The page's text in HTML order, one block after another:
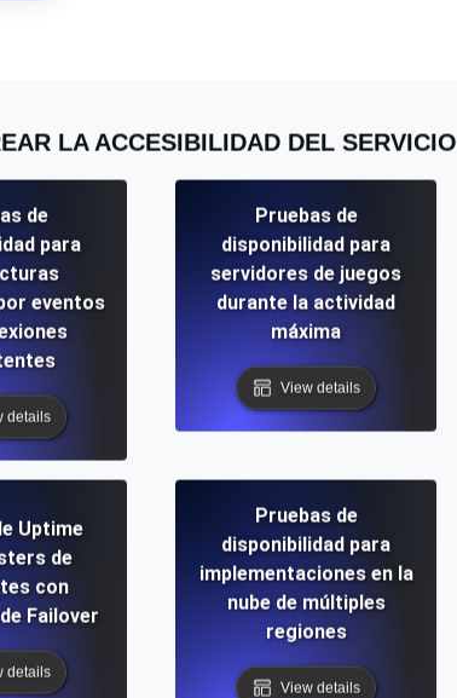
empezar.
con comprobación de registros y alertas. Gratis para
as Code
como YAML, JS y MCP
LA ACCESIBILIDAD DEL SERVICIO
de
para
eventos
details
Pruebas de
disponibilidad para
servidores de juegos
durante la actividad
máxima
View details
Uptime
de
con
Failover
details
Pruebas de
disponibilidad para
implementaciones en la
nube de múltiples
regiones
View details